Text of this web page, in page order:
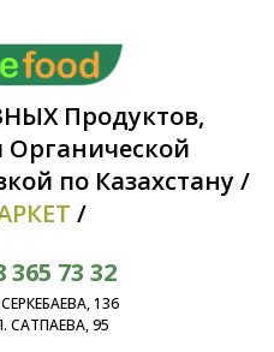
Продуктов,
по Казахстану /
/
365 73 32
136
САТПАЕВА, 95